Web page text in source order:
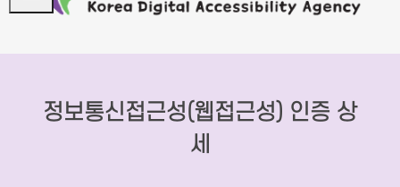
정보통신접근성(웹접근성) 인증 상
세